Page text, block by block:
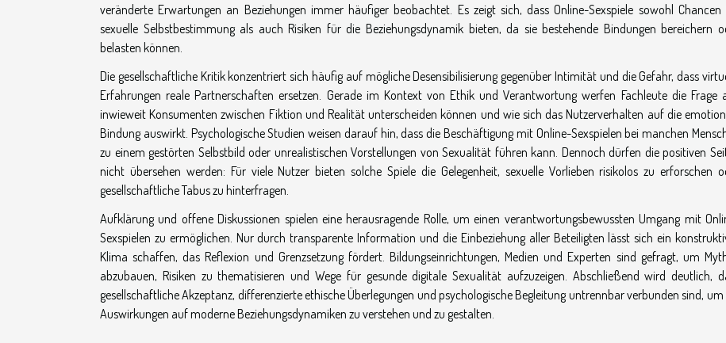
veränderte Erwartungen an Beziehungen immer häufiger beobachtet. Es zeigt sich, dass Online-Sexspiele sowohl
sexuelle Selbstbestimmung als auch Risiken für die Beziehungsdynamik bieten, da sie bestehende Bindungen bereichern
belasten können.
Die gesellschaftliche Kritik konzentriert sich häufig auf mögliche Desensibilisierung gegenüber Intimität und die Gefahr, dass
Erfahrungen reale Partnerschaften ersetzen. Gerade im Kontext von Ethik und Verantwortung werfen Fachleute die Frage
inwieweit Konsumenten zwischen Fiktion und Realität unterscheiden können und wie sich das Nutzerverhalten auf die
Bindung auswirkt. Psychologische Studien weisen darauf hin, dass die Beschäftigung mit Online-Sexspielen bei manchen
zu einem gestörten Selbstbild oder unrealistischen Vorstellungen von Sexualität führen kann. Dennoch dürfen die positiven
nicht übersehen werden: Für viele Nutzer bieten solche Spiele die Gelegenheit, sexuelle Vorlieben risikolos zu erforschen
gesellschaftliche Tabus zu hinterfragen.
Aufklärung und offene Diskussionen spielen eine herausragende Rolle, um einen verantwortungsbewussten Umgang mit
Sexspielen zu ermöglichen. Nur durch transparente Information und die Einbeziehung aller Beteiligten lässt sich ein
Klima schaffen, das Reflexion und Grenzsetzung fördert. Bildungseinrichtungen, Medien und Experten sind gefragt, um
abzubauen, Risiken zu thematisieren und Wege für gesunde digitale Sexualität aufzuzeigen. Abschließend wird deutlich,
gesellschaftliche Akzeptanz, differenzierte ethische Überlegungen und psychologische Begleitung untrennbar verbunden sind, um
Auswirkungen auf moderne Beziehungsdynamiken zu verstehen und zu gestalten.